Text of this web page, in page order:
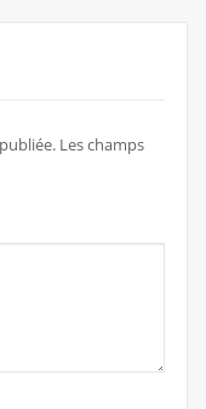
Les champs